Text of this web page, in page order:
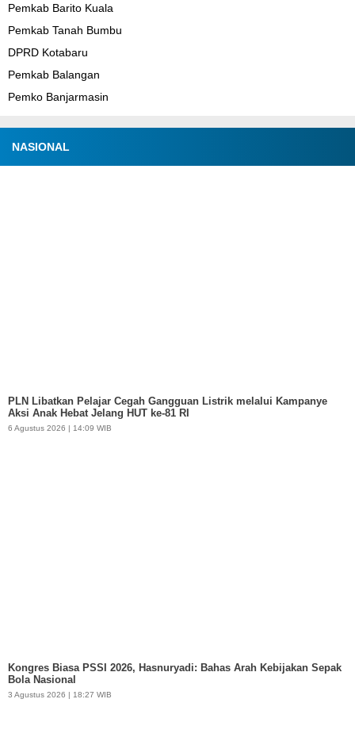
Pemkab Barito Kuala
Pemkab Tanah Bumbu
DPRD Kotabaru
Pemkab Balangan
Pemko Banjarmasin
NASIONAL
PLN Libatkan Pelajar Cegah Gangguan Listrik melalui Kampanye
Aksi Anak Hebat Jelang HUT ke-81 RI
6 Agustus 2026 | 14:09 WIB
Kongres Biasa PSSI 2026, Hasnuryadi: Bahas Arah Kebijakan Sepak
Bola Nasional
3 Agustus 2026 | 18:27 WIB